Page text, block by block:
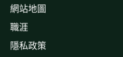
網站地圖
職涯
隱私政策